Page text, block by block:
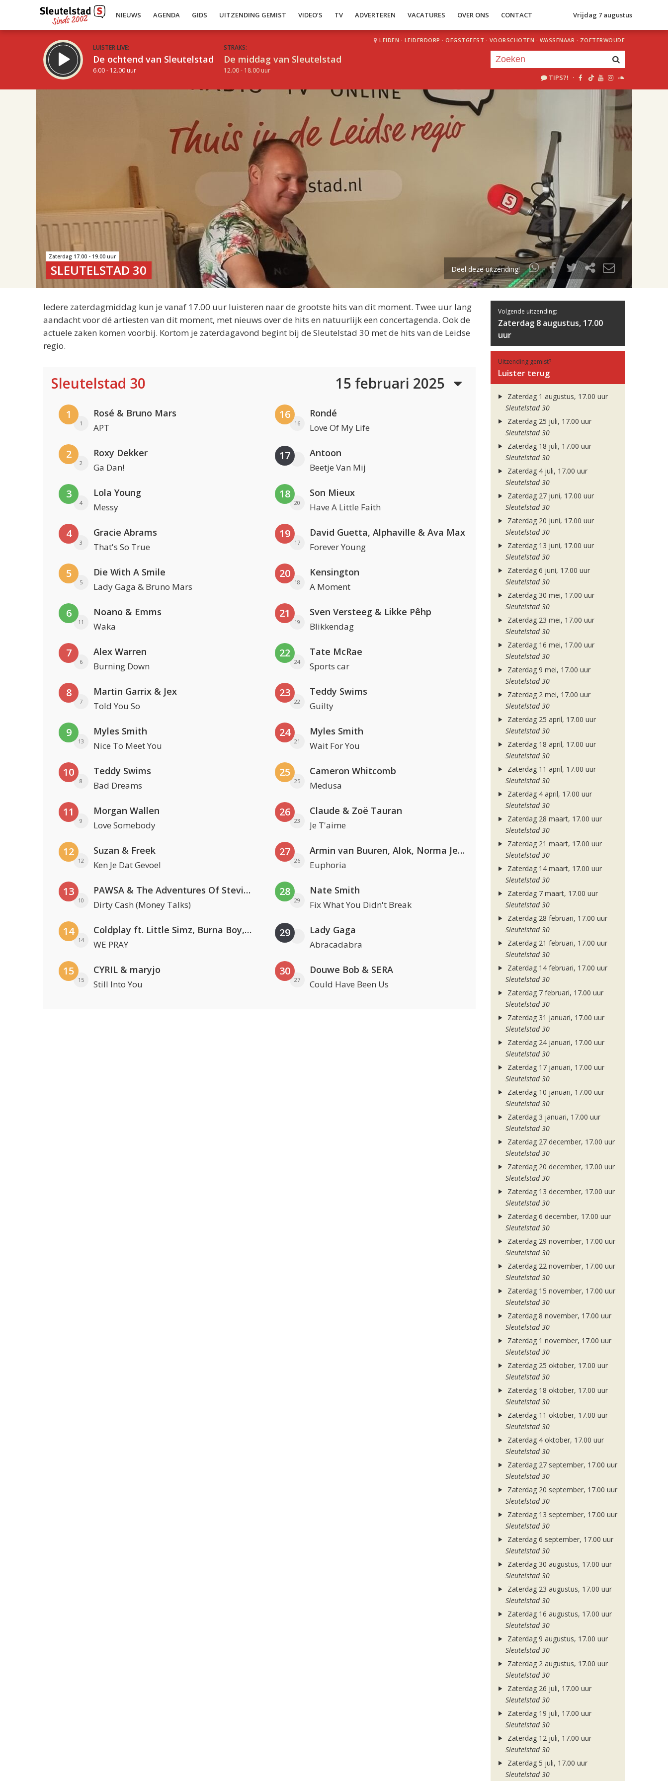
NIEUWS AGENDA GIDS UITZENDING GEMIST VIDEO’S TV ADVERTEREN VACATURES OVER ONS CONTACT Vrijdag 7 augustus
LUISTER LIVE:
De ochtend van Sleutelstad
6.00 - 12.00 uur
STRAKS:
De middag van Sleutelstad
12.00 - 18.00 uur
LEIDEN · LEIDERDORP · OEGSTGEEST · VOORSCHOTEN · WASSENAAR · ZOETERWOUDE
TIPS?! ·
uur 1 van 2
Volgend uur
Zaterdag 17.00 - 19.00 uur
SLEUTELSTAD 30 Deel deze uitzending!
Iedere zaterdagmiddag kun je vanaf 17.00 uur luisteren naar de grootste hits van dit moment. Twee uur lang
aandacht voor dé artiesten van dit moment, met nieuws over de hits en natuurlijk een concertagenda. Ook de
actuele zaken komen voorbij. Kortom je zaterdagavond begint bij de Sleutelstad 30 met de hits van de Leidse
regio.
Sleutelstad 30 15 februari 2025
1
1
Rosé & Bruno Mars
APT
2
2
Roxy Dekker
Ga Dan!
3
4
Lola Young
Messy
4
3
Gracie Abrams
That's So True
5
5
Die With A Smile
Lady Gaga & Bruno Mars
6
11
Noano & Emms
Waka
7
6
Alex Warren
Burning Down
8
7
Martin Garrix & Jex
Told You So
9
13
Myles Smith
Nice To Meet You
10
8
Teddy Swims
Bad Dreams
11
9
Morgan Wallen
Love Somebody
12
12
Suzan & Freek
Ken Je Dat Gevoel
13
10
PAWSA & The Adventures Of Stevie V
Dirty Cash (Money Talks)
14
14
Coldplay ft. Little Simz, Burna Boy, Elyanna & Tini
WE PRAY
15
15
CYRIL & maryjo
Still Into You
16
16
Rondé
Love Of My Life
17 Antoon
Beetje Van Mij
18
20
Son Mieux
Have A Little Faith
19
17
David Guetta, Alphaville & Ava Max
Forever Young
20
18
Kensington
A Moment
21
19
Sven Versteeg & Likke Pêhp
Blikkendag
22
24
Tate McRae
Sports car
23
22
Teddy Swims
Guilty
24
21
Myles Smith
Wait For You
25
25
Cameron Whitcomb
Medusa
26
23
Claude & Zoë Tauran
Je T'aime
27
26
Armin van Buuren, Alok, Norma Jean Martine & LAWRENT
Euphoria
28
29
Nate Smith
Fix What You Didn't Break
29 Lady Gaga
Abracadabra
30
27
Douwe Bob & SERA
Could Have Been Us
Volgende uitzending:
Zaterdag 8 augustus, 17.00
uur
Uitzending gemist?
Luister terug
Zaterdag 1 augustus, 17.00 uur
Sleutelstad 30
Zaterdag 25 juli, 17.00 uur
Sleutelstad 30
Zaterdag 18 juli, 17.00 uur
Sleutelstad 30
Zaterdag 4 juli, 17.00 uur
Sleutelstad 30
Zaterdag 27 juni, 17.00 uur
Sleutelstad 30
Zaterdag 20 juni, 17.00 uur
Sleutelstad 30
Zaterdag 13 juni, 17.00 uur
Sleutelstad 30
Zaterdag 6 juni, 17.00 uur
Sleutelstad 30
Zaterdag 30 mei, 17.00 uur
Sleutelstad 30
Zaterdag 23 mei, 17.00 uur
Sleutelstad 30
Zaterdag 16 mei, 17.00 uur
Sleutelstad 30
Zaterdag 9 mei, 17.00 uur
Sleutelstad 30
Zaterdag 2 mei, 17.00 uur
Sleutelstad 30
Zaterdag 25 april, 17.00 uur
Sleutelstad 30
Zaterdag 18 april, 17.00 uur
Sleutelstad 30
Zaterdag 11 april, 17.00 uur
Sleutelstad 30
Zaterdag 4 april, 17.00 uur
Sleutelstad 30
Zaterdag 28 maart, 17.00 uur
Sleutelstad 30
Zaterdag 21 maart, 17.00 uur
Sleutelstad 30
Zaterdag 14 maart, 17.00 uur
Sleutelstad 30
Zaterdag 7 maart, 17.00 uur
Sleutelstad 30
Zaterdag 28 februari, 17.00 uur
Sleutelstad 30
Zaterdag 21 februari, 17.00 uur
Sleutelstad 30
Zaterdag 14 februari, 17.00 uur
Sleutelstad 30
Zaterdag 7 februari, 17.00 uur
Sleutelstad 30
Zaterdag 31 januari, 17.00 uur
Sleutelstad 30
Zaterdag 24 januari, 17.00 uur
Sleutelstad 30
Zaterdag 17 januari, 17.00 uur
Sleutelstad 30
Zaterdag 10 januari, 17.00 uur
Sleutelstad 30
Zaterdag 3 januari, 17.00 uur
Sleutelstad 30
Zaterdag 27 december, 17.00 uur
Sleutelstad 30
Zaterdag 20 december, 17.00 uur
Sleutelstad 30
Zaterdag 13 december, 17.00 uur
Sleutelstad 30
Zaterdag 6 december, 17.00 uur
Sleutelstad 30
Zaterdag 29 november, 17.00 uur
Sleutelstad 30
Zaterdag 22 november, 17.00 uur
Sleutelstad 30
Zaterdag 15 november, 17.00 uur
Sleutelstad 30
Zaterdag 8 november, 17.00 uur
Sleutelstad 30
Zaterdag 1 november, 17.00 uur
Sleutelstad 30
Zaterdag 25 oktober, 17.00 uur
Sleutelstad 30
Zaterdag 18 oktober, 17.00 uur
Sleutelstad 30
Zaterdag 11 oktober, 17.00 uur
Sleutelstad 30
Zaterdag 4 oktober, 17.00 uur
Sleutelstad 30
Zaterdag 27 september, 17.00 uur
Sleutelstad 30
Zaterdag 20 september, 17.00 uur
Sleutelstad 30
Zaterdag 13 september, 17.00 uur
Sleutelstad 30
Zaterdag 6 september, 17.00 uur
Sleutelstad 30
Zaterdag 30 augustus, 17.00 uur
Sleutelstad 30
Zaterdag 23 augustus, 17.00 uur
Sleutelstad 30
Zaterdag 16 augustus, 17.00 uur
Sleutelstad 30
Zaterdag 9 augustus, 17.00 uur
Sleutelstad 30
Zaterdag 2 augustus, 17.00 uur
Sleutelstad 30
Zaterdag 26 juli, 17.00 uur
Sleutelstad 30
Zaterdag 19 juli, 17.00 uur
Sleutelstad 30
Zaterdag 12 juli, 17.00 uur
Sleutelstad 30
Zaterdag 5 juli, 17.00 uur
Sleutelstad 30